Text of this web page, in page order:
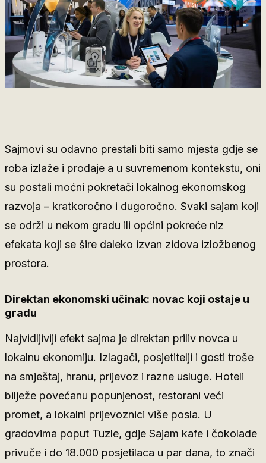
Sajmovi su odavno prestali biti samo mjesta gdje se
roba izlaže i prodaje a u suvremenom kontekstu, oni
su postali moćni pokretači lokalnog ekonomskog
razvoja – kratkoročno i dugoročno. Svaki sajam koji
se održi u nekom gradu ili općini pokreće niz
efekata koji se šire daleko izvan zidova izložbenog
prostora.
Direktan ekonomski učinak: novac koji ostaje u
gradu
Najvidljiviji efekt sajma je direktan priliv novca u
lokalnu ekonomiju. Izlagači, posjetitelji i gosti troše
na smještaj, hranu, prijevoz i razne usluge. Hoteli
bilježe povećanu popunjenost, restorani veći
promet, a lokalni prijevoznici više posla. U
gradovima poput Tuzle, gdje Sajam kafe i čokolade
privuče i do 18.000 posjetilaca u par dana, to znači